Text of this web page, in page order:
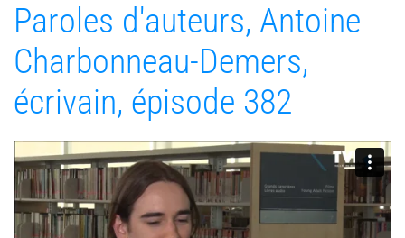
Paroles d'auteurs, Antoine
Charbonneau-Demers,
écrivain, épisode 382